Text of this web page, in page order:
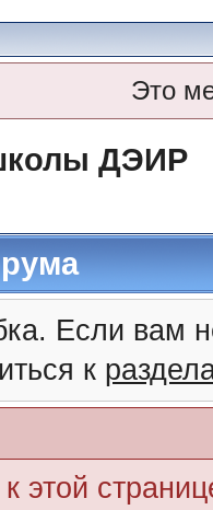
Это
ДЭИР
Если вам
к
к этой